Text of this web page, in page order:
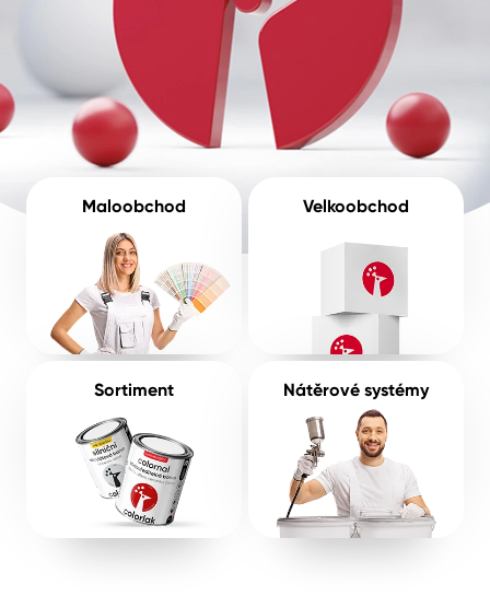
O společnosti
+420 800 145 555Po – Pá: 8:00–15:00
Česko
Worldwide
Spreje
Ředidla, tužidla, čističe, technické
kapaliny
Maloobchod Velkoobchod
Sortiment Nátěrové systémy